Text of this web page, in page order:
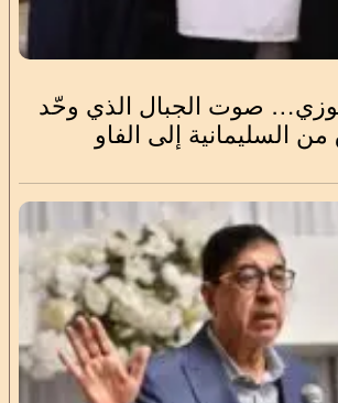
صوت الجبال الذي وحّد
من السليمانية إلى الفاو